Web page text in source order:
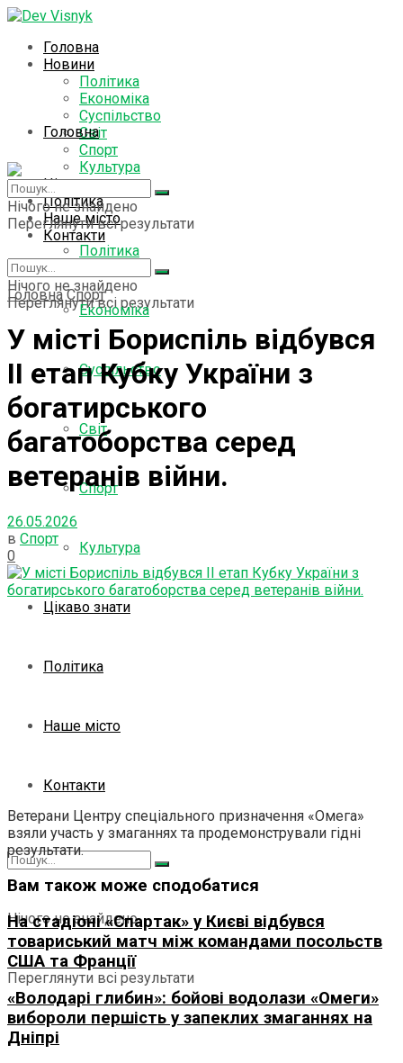
Головна
Новини
Політика
Економіка
Суспільство
Світ
Спорт
Культура
Цікаво знати
Політика
Наше місто
Контакти
Нічого не знайдено
Переглянути всі результати
Головна
Новини
Політика
Економіка
Суспільство
Світ
Спорт
Культура
Цікаво знати
Політика
Наше місто
Контакти
Нічого не знайдено
Переглянути всі результати
Нічого не знайдено
Переглянути всі результати
Головна Спорт
У місті Бориспіль відбувся
ІІ етап Кубку України з
богатирського
багатоборства серед
ветеранів війни.
26.05.2026
в Спорт
0
Ветерани Центру спеціального призначення «Омега»
взяли участь у змаганнях та продемонстрували гідні
результати.
Вам також може сподобатися
На стадіоні «Спартак» у Києві відбувся
товариський матч між командами посольств
США та Франції
«Володарі глибин»: бойові водолази «Омеги»
вибороли першість у запеклих змаганнях на
Дніпрі